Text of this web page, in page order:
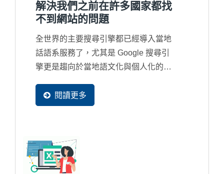
解決我們之前在許多國家都找
不到網站的問題
全世界的主要搜尋引擎都已經導入當地
話語系服務了，尤其是 Google 搜尋引
擎更是趨向於當地語文化與個人化的搜
多國語系網頁產生，並且可以被收錄在
當地的搜尋引擎資料庫裡，這樣才會再
閱讀更多